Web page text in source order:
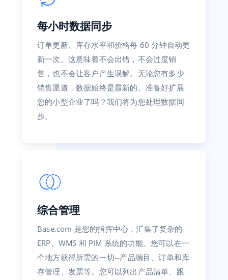
每小时数据同步
订单更新、库存水平和价格每 60 分钟自动更
新一次。这意味着不会出错，不会过度销
售，也不会让客户产生误解。无论您有多少
销售渠道，数据始终是最新的。准备好扩展
您的小型企业了吗？我们将为您处理数据同
步。
综合管理
Base.com 是您的指挥中心，汇集了复杂的
ERP、WMS 和 PIM 系统的功能。您可以在一
个地方获得所需的一切--产品编目、订单和库
存管理、发票等。您可以列出产品清单、跟